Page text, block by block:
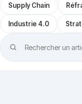
Supply Chain
Industrie 4.0